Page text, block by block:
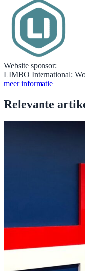
Website sponsor:
LIMBO International:
meer informatie
Relevante